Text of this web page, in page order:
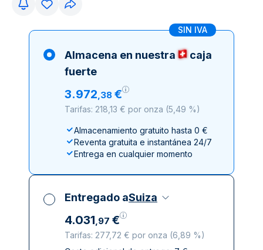
SIN IVA
Almacena en nuestra
caja
fuerte
3.972,38 €
Tarifas: 218,13 € por onza (5,49 %)
Almacenamiento gratuito hasta 0 €
Reventa gratuita e instantánea 24/7
Entrega en cualquier momento
Entregado aSuiza
4.031,97 €
Tarifas: 277,72 € por onza (6,89 %)